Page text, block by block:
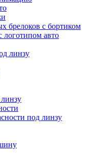
брелоков с бортиком
логотипом авто
линзу
под линзу